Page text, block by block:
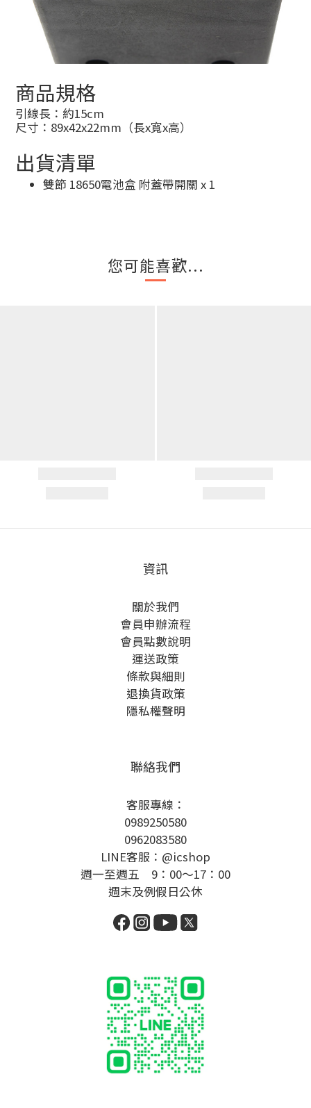
商品規格
引線長：約15cm
尺寸：89x42x22mm（長x寬x高）
出貨清單
雙節 18650電池盒 附蓋帶開關 x 1
您可能喜歡...
資訊
關於我們
會員申辦流程
會員點數說明
運送政策
條款與細則
退換貨政策
隱私權聲明
聯絡我們
客服專線：
0989250580
0962083580
LINE客服：@icshop
週一至週五 9：00～17：00
週末及例假日公休